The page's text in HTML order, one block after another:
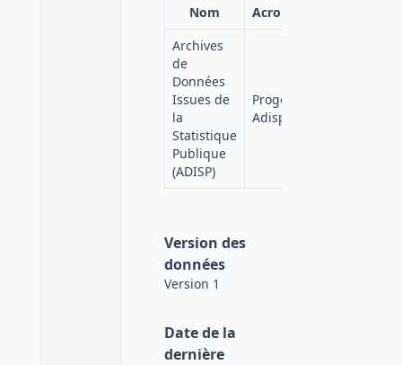
Nom Acronyme
Archives
de
Données
Issues de
la
Statistique
Publique
(ADISP)
Progedo-
Adisp
Version des
données
Version 1
Date de la
dernière